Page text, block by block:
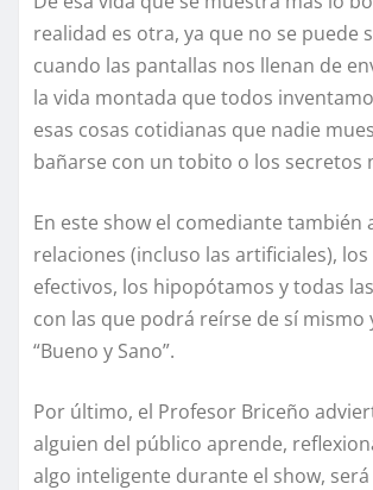
realidad es otra, ya que no se puede
cuando las pantallas nos llenan de
la vida montada que todos
esas cosas cotidianas que nadie
bañarse con un tobito o los secretos
En este show el comediante también
relaciones (incluso las artificiales),
efectivos, los hipopótamos y todas
con las que podrá reírse de sí mismo
“Bueno y Sano”.
Por último, el Profesor Briceño
alguien del público aprende,
algo inteligente durante el show,